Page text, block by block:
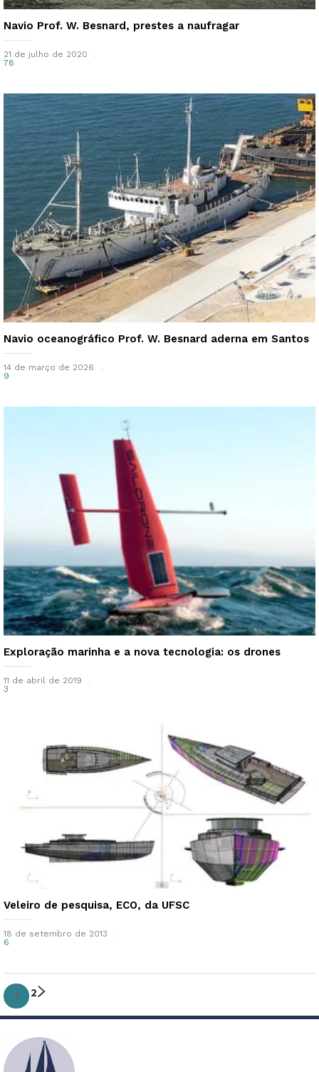
Navio Prof. W. Besnard, prestes a naufragar
21 de julho de 2020
78
Navio oceanográfico Prof. W. Besnard aderna em Santos
14 de março de 2026
9
Exploração marinha e a nova tecnologia: os drones
11 de abril de 2019
3
Veleiro de pesquisa, ECO, da UFSC
18 de setembro de 2013
6
1 2